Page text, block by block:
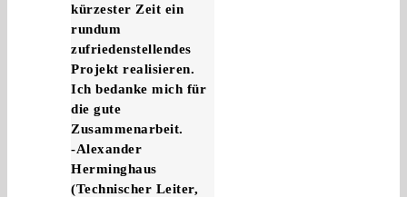
kürzester Zeit ein
rundum
zufriedenstellendes
Projekt realisieren.
Ich bedanke mich für
die gute
Zusammenarbeit.
-Alexander
Herminghaus
(Technischer Leiter,